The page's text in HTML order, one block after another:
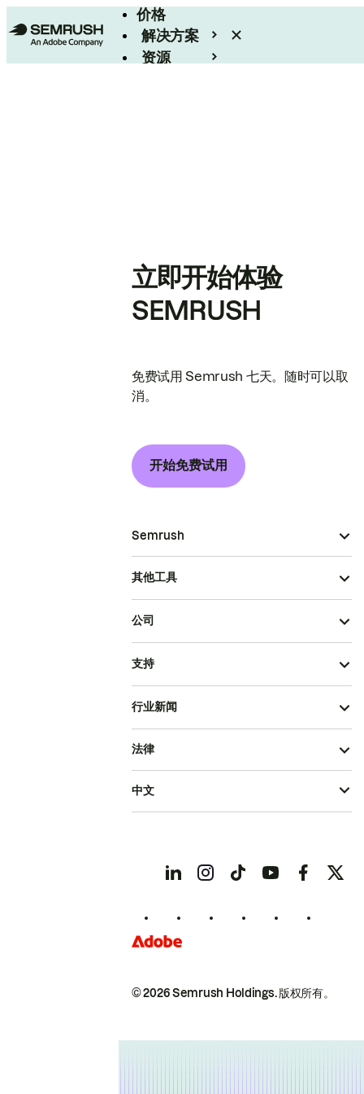
价格
解决方案
资源
立即开始体验
SEMRUSH
免费试用 Semrush 七天。随时可以取
消。
开始免费试用
Semrush
其他工具
公司
支持
行业新闻
© 2026 Semrush Holdings.版权所有。
法律
中文